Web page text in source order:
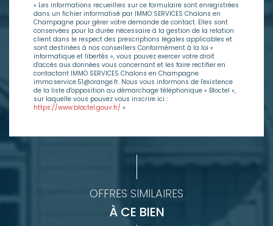
« Les informations recueillies sur ce formulaire sont enregistrées
dans un fichier informatisé par IMMO SERVICES Chalons en
Champagne pour gérer votre demande de contact. Elles sont
conservées pour la durée nécessaire à la gestion de la relation
client dans le respect des prescriptions légales applicables et
sont destinées à nos conseillers Conformément à la loi «
informatique et libertés », vous pouvez exercer votre droit
d'accès aux données vous concernant et les faire rectifier en
contactant IMMO SERVICES Chalons en Champagne
immo.service.51@orange.fr. Nous vous informons de l'existence
de la liste d'opposition au démarchage téléphonique « Bloctel »,
sur laquelle vous pouvez vous inscrire ici :
https://www.bloctel.gouv.fr/ »
OFFRES SIMILAIRES
À CE BIEN